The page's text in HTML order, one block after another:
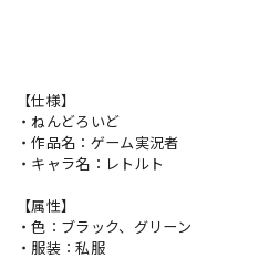
【仕様】
・ねんどろいど
・作品名：ゲーム実況者
・キャラ名：レトルト
【属性】
・色：ブラック、グリーン
・服装：私服